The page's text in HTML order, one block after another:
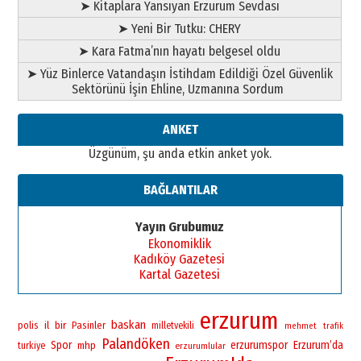
28 Temmuz 2026 Salı
Ahmet Gökhan YAZICI
Ahmed Yesevi’den bir Alperen…
”Reisimiz” idi… Hakka yürüdü.!
26 Mart 2026 Perşembe
Ardında bıraktığı hatıralarıyla
13 Mayıs 2026 Çarşamba
Esat BİNDESEN
bir vizyon proje daha!
02 Ağustos 2026 Pazar
➤ Kitaplara Yansıyan Erzurum Sevdası
➤ Yeni Bir Tutku: CHERY
➤ Kara Fatma’nın hayatı belgesel oldu
➤ Yüz Binlerce Vatandaşın İstihdam Edildiği Özel Güvenlik
Sektörünü İşin Ehline, Uzmanına Sordum
ANKET
Üzgünüm, şu anda etkin anket yok.
BAĞLANTILAR
Yayın Grubumuz
Ekonomiklik
Kadıköy Gazetesi
Kartal Gazetesi
polis il bir Pasinler baskan milletvekili erzurum mehmet trafik
turkiye Spor mhp Palandöken erzurumlular erzurumspor Erzurum’da